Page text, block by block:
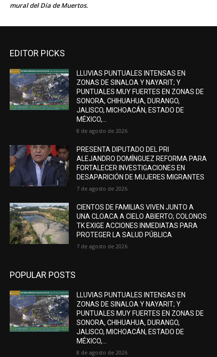
mural del Día de Muertos.
EDITOR PICKS
LLUVIAS PUNTUALES INTENSAS EN
ZONAS DE SINALOA Y NAYARIT; Y
PUNTUALES MUY FUERTES EN ZONAS DE
SONORA, CHIHUAHUA, DURANGO,
JALISCO, MICHOACÁN, ESTADO DE
MÉXICO,...
8 de agosto de 2026
PRESENTA DIPUTADO DEL PRI
ALEJANDRO DOMÍNGUEZ REFORMA PARA
FORTALECER INVESTIGACIONES EN
DESAPARICIÓN DE MUJERES MIGRANTES
7 de agosto de 2026
CIENTOS DE FAMILIAS VIVEN JUNTO A
UNA CLOACA A CIELO ABIERTO; COLONOS
TK EXIGE ACCIONES INMEDIATAS PARA
PROTEGER LA SALUD PÚBLICA
7 de agosto de 2026
POPULAR POSTS
LLUVIAS PUNTUALES INTENSAS EN
ZONAS DE SINALOA Y NAYARIT; Y
PUNTUALES MUY FUERTES EN ZONAS DE
SONORA, CHIHUAHUA, DURANGO,
JALISCO, MICHOACÁN, ESTADO DE
MÉXICO,...
8 de agosto de 2026